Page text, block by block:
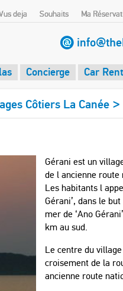
deja Souhaits Ma
Concierge Car
Côtiers La Canée >
Gérani est un
de l ancienne route
Les habitants l
Gérani’, dans le
mer de ‘Ano
km au sud.
Le centre du
croisement de la
ancienne route